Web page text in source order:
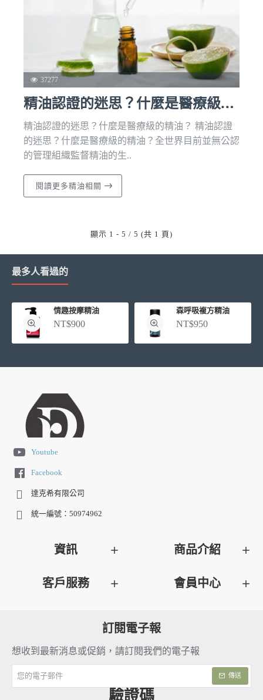
37277
精油認證的迷思？什麼是醫療級的精油？
精油認證的迷思？什麼是醫療級的精油？ 精油認證
的迷思？什麼是醫療級的精油？全世界目前並無公認
的管理組織監督精油的生..
閱讀更多精油相關
顯示 1 - 5 / 5 (共 1 頁)
最多人看過的
情趣按摩精油
NT$900
森呼吸複方精油
NT$950
Youtube
Facebook
達克希有限公司
統一編號：50974962
資訊 商品介紹
客戶服務 會員中心
訂閱電子報
想收到最新消息或促銷，請訂閱我們的電子報
的
傳送
驗證碼